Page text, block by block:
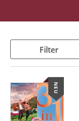
Filter
NEU